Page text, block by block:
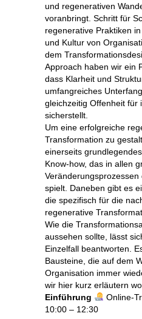
und regenerativen
voranbringt. Schritt für
regenerative Praktiken
und Kultur von
dem
Approach haben wir ein
dass Klarheit und
umfangreiches
gleichzeitig Offenheit für
sicherstellt.
Um eine erfolgreiche
Transformation zu
einerseits
Know-how, das in allen
Veränderungsprozessen
spielt. Daneben gibt es
die spezifisch für die
regenerative
Wie die
aussehen sollte, lässt
Einzelfall beantworten.
Bausteine, die auf dem
Organisation immer
wir hier kurz erläutern
Einführung
Online-
10:00 – 12:30